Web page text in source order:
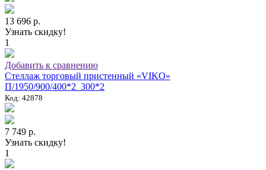
13 696 р.
Узнать скидку!
1
Добавить к сравнению
Стеллаж торговый пристенный «VIKO»
П/1950/900/400*2_300*2
Код: 42878
7 749 р.
Узнать скидку!
1